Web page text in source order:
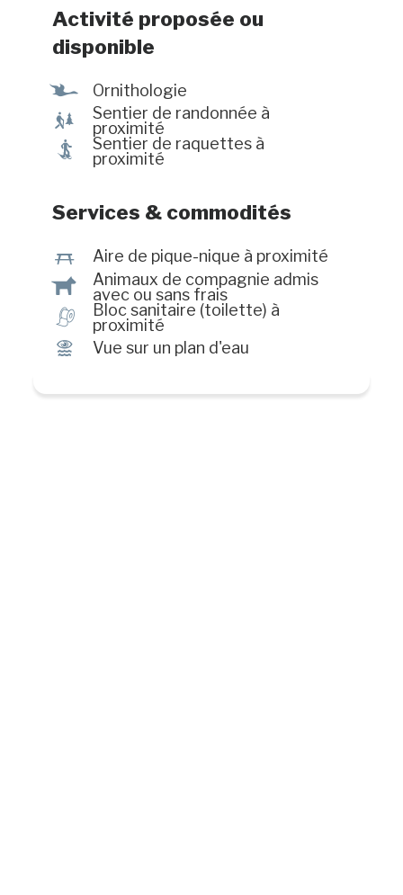
rivière des Rapides. Les enfants,
quant à eux, pourront devenir de
véritables pirates dans un parc
bateau pour s'amuser!
Activité proposée ou
disponible
Ÿ Ornithologie
&
Sentier de randonnée à
proximité
ó
Sentier de raquettes à
proximité
Services & commodités
h Aire de pique-nique à proximité
Â
Animaux de compagnie admis
avec ou sans frais
h
Bloc sanitaire (toilette) à
proximité
Ï Vue sur un plan d'eau